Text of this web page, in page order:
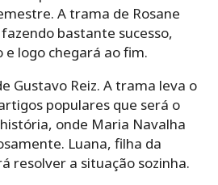
A trama de Rosane
bastante sucesso,
logo chegará ao fim.
Gustavo Reiz. A trama leva o
populares que será o
onde Maria Navalha
Luana, filha da
resolver a situação sozinha.